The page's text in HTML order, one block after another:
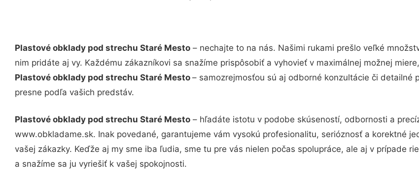
Plastové obklady pod strechu Staré Mesto – nechajte to na nás. Našimi rukami prešlo veľké
nim pridáte aj vy. Každému zákazníkovi sa snažíme prispôsobiť a vyhovieť v maximálnej možnej
Plastové obklady pod strechu Staré Mesto – samozrejmosťou sú aj odborné konzultácie či
presne podľa vašich predstáv.
Plastové obklady pod strechu Staré Mesto – hľadáte istotu v podobe skúseností, odbornosti a
www.obkladame.sk. Inak povedané, garantujeme vám vysokú profesionalitu, serióznosť a korektné
vašej zákazky. Keďže aj my sme iba ľudia, sme tu pre vás nielen počas spolupráce, ale aj v prípade
a snažíme sa ju vyriešiť k vašej spokojnosti.